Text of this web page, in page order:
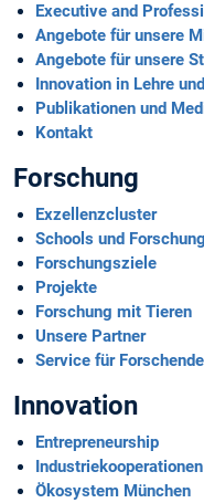
Executive and
Angebote für unsere
Angebote für unsere
Innovation in Lehre
Publikationen und
Kontakt
Forschung
Exzellenzcluster
Schools und
Forschungsziele
Projekte
Forschung mit Tieren
Unsere Partner
Service für Forschende
Innovation
Entrepreneurship
Industriekoopera­tionen
Ökosystem München